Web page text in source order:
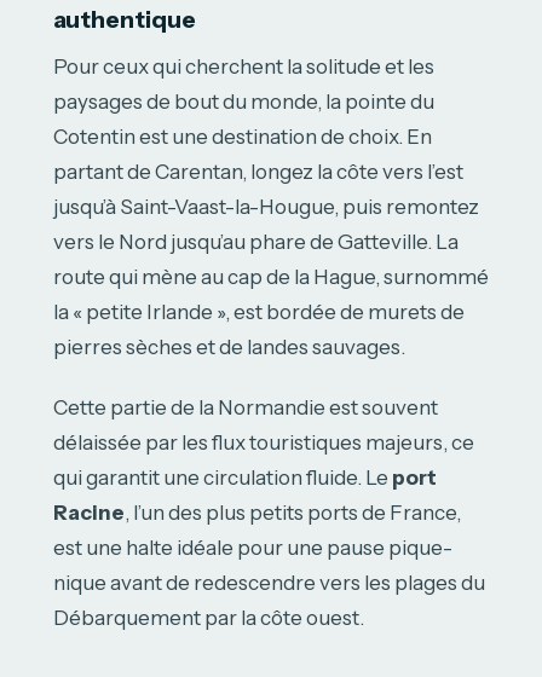
authentique
Pour ceux qui cherchent la solitude et les
paysages de bout du monde, la pointe du
Cotentin est une destination de choix. En
partant de Carentan, longez la côte vers l’est
jusqu’à Saint-Vaast-la-Hougue, puis remontez
vers le Nord jusqu’au phare de Gatteville. La
route qui mène au cap de la Hague, surnommé
la « petite Irlande », est bordée de murets de
pierres sèches et de landes sauvages.
Cette partie de la Normandie est souvent
délaissée par les flux touristiques majeurs, ce
qui garantit une circulation fluide. Le port
Racine, l’un des plus petits ports de France,
est une halte idéale pour une pause pique-
nique avant de redescendre vers les plages du
Débarquement par la côte ouest.